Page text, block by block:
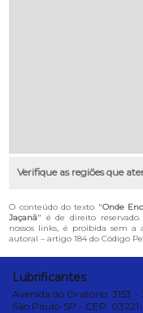
Verifique as regiões que
O conteúdo do texto "Onde
Jaçanã" é de direito
nossos links, é proibida sem
autoral – artigo 184 do Código
Lubrificantes
Avenida do Oratório, 3153
São Paulo-SP - CEP: